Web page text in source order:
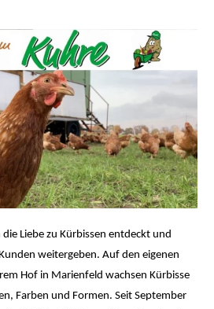
die Liebe zu Kürbissen entdeckt und
weitergeben. Auf den eigenen
Hof in Marienfeld wachsen Kürbisse
Farben und Formen. Seit September